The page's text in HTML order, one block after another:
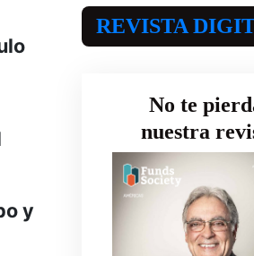
y
REVISTA
No te
nuestra